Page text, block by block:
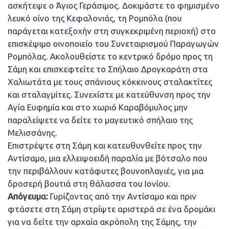
ασκήτεψε ο Άγιος Γεράσιμος. Δοκιμάστε το φημισμένο
λευκό οίνο της Κεφαλονιάς, τη Ρομπόλα (που
παράγεται κατεξοχήν στη συγκεκριμένη περιοχή) στο
επισκέψιμο οινοποιείο του Συνεταιρισμού Παραγωγών
Ρομπόλας. Ακολουθείστε το κεντρικό δρόμο προς τη
Σάμη και επισκεφτείτε το Σπήλαιο Δρογκαράτη στα
Χαλιωτάτα με τους σπάνιους κόκκινους σταλακτίτες
και σταλαγμίτες. Συνεχίστε με κατεύθυνση προς την
Αγία Ευφημία και στο χωριό Καραβόμυλος μην
παραλείψετε να δείτε το μαγευτικό σπήλαιο της
Μελισσάνης.
Επιστρέψτε στη Σάμη και κατευθυνθείτε προς την
Αντίσαμο, μια ελλειψοειδή παραλία με βότσαλο που
την περιβάλλουν κατάφυτες βουνοπλαγιές, για μια
δροσερή βουτιά στη θάλασσα του Ιονίου.
Απόγευμα: Γυρίζοντας από την Αντίσαμο και πριν
φτάσετε στη Σάμη στρίψτε αριστερά σε ένα δρομάκι
για να δείτε την αρχαία ακρόπολη της Σάμης, την